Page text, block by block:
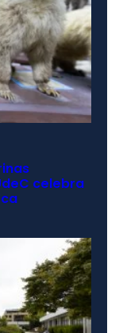
celebra